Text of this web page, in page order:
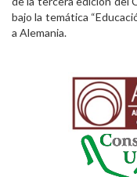
bajo la temática
a Alemania.